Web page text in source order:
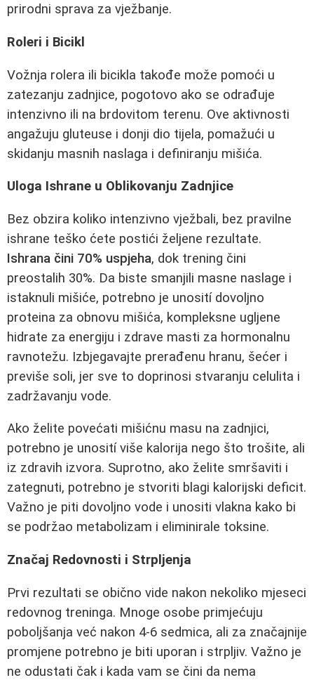
prirodni sprava za vježbanje.
Roleri i Bicikl
Vožnja rolera ili bicikla takođe može pomoći u
zatezanju zadnjice, pogotovo ako se odrađuje
intenzivno ili na brdovitom terenu. Ove aktivnosti
angažuju gluteuse i donji dio tijela, pomažući u
skidanju masnih naslaga i definiranju mišića.
Uloga Ishrane u Oblikovanju Zadnjice
Bez obzira koliko intenzivno vježbali, bez pravilne
ishrane teško ćete postići željene rezultate.
Ishrana čini 70% uspjeha, dok trening čini
preostalih 30%. Da biste smanjili masne naslage i
istaknuli mišiće, potrebno je unosití dovoljno
proteina za obnovu mišića, kompleksne ugljene
hidrate za energiju i zdrave masti za hormonalnu
ravnotežu. Izbjegavajte prerađenu hranu, šećer i
previše soli, jer sve to doprinosi stvaranju celulita i
zadržavanju vode.
Ako želite povećati mišićnu masu na zadnjici,
potrebno je unosití više kalorija nego što trošite, ali
iz zdravih izvora. Suprotno, ako želite smršaviti i
zategnuti, potrebno je stvoriti blagi kalorijski deficit.
Važno je piti dovoljno vode i unositi vlakna kako bi
se podržao metabolizam i eliminirale toksine.
Značaj Redovnosti i Strpljenja
Prvi rezultati se obično vide nakon nekoliko mjeseci
redovnog treninga. Mnoge osobe primjećuju
poboljšanja već nakon 4-6 sedmica, ali za značajnije
promjene potrebno je biti uporan i strpljiv. Važno je
ne odustati čak i kada vam se čini da nema